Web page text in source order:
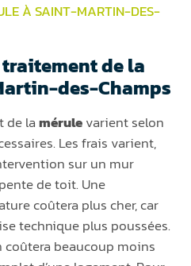
À SAINT-MARTIN-DES-
de la
des-Champs
de lamérulevarient selon
Les frais varient,
sur un mur
de toit. Une
coûtera plus cher, car
technique plus poussées.
beaucoup moins